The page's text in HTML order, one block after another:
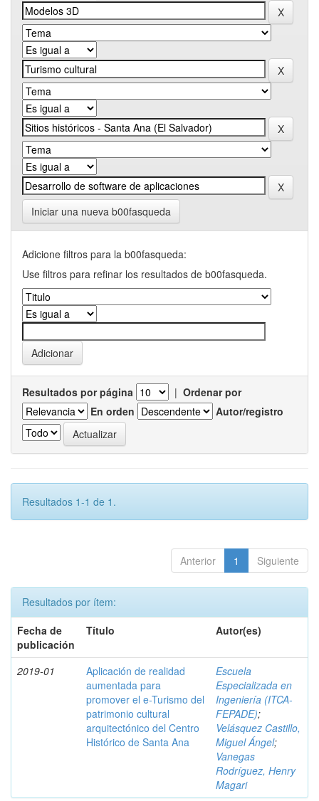
Iniciar una nueva b00fasqueda
Adicione filtros para la b00fasqueda:
Use filtros para refinar los resultados de b00fasqueda.
Resultados por página | Ordenar por
En orden
Autor/registro
Resultados 1-1 de 1.
Anterior 1 Siguiente
Resultados por ítem:
Fecha de
publicación
Título Autor(es)
2019-01
Aplicación de realidad
aumentada para
promover el e-Turismo del
patrimonio cultural
arquitectónico del Centro
Histórico de Santa Ana
Escuela
Especializada en
Ingeniería (ITCA-
FEPADE);
Velásquez Castillo,
Miguel Ángel;
Vanegas
Rodríguez, Henry
Magari